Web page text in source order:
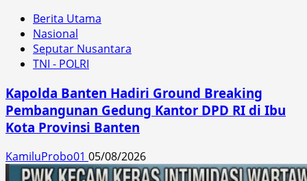
Berita Utama
Nasional
Seputar Nusantara
TNI - POLRI
Kapolda Banten Hadiri Ground Breaking
Pembangunan Gedung Kantor DPD RI di Ibu
Kota Provinsi Banten
KamiluProbo01 05/08/2026